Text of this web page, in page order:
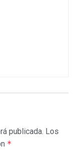
publicada. Los
*